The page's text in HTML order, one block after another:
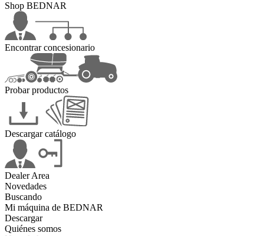
Shop BEDNAR
Encontrar concesionario
Probar productos
Descargar catálogo
Dealer Area
Novedades
Buscando
Mi máquina de BEDNAR
Descargar
Quiénes somos